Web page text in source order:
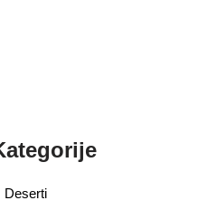
Deserti